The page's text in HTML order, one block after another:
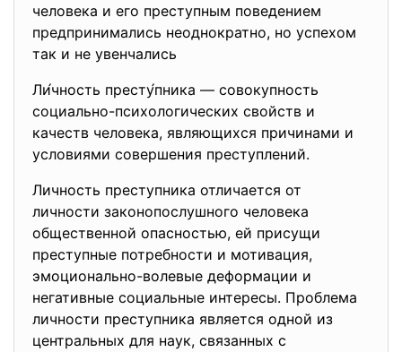
человека и его преступным поведением
предпринимались неоднократно, но успехом
так и не увенчались
Ли́чность престу́пника — совокупность
социально-психологических свойств и
качеств человека, являющихся причинами и
условиями совершения преступлений.
Личность преступника отличается от
личности законопослушного человека
общественной опасностью, ей присущи
преступные потребности и мотивация,
эмоционально-волевые деформации и
негативные социальные интересы. Проблема
личности преступника является одной из
центральных для наук, связанных с